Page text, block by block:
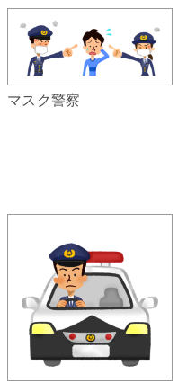
マスク警察